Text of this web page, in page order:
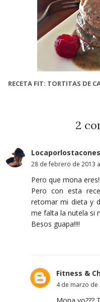
RECETA FIT: TORTITAS DE
2
Locaporlostacones
28 de febrero de 2013
Pero que mona
Pero con esta
retomar mi dieta y
me falta la nutela si
Besos guapa!!!!
Fitness &
4 de marzo de